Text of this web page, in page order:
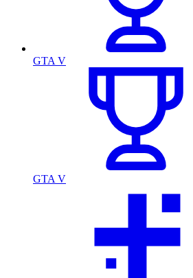
GTA V
GTA V